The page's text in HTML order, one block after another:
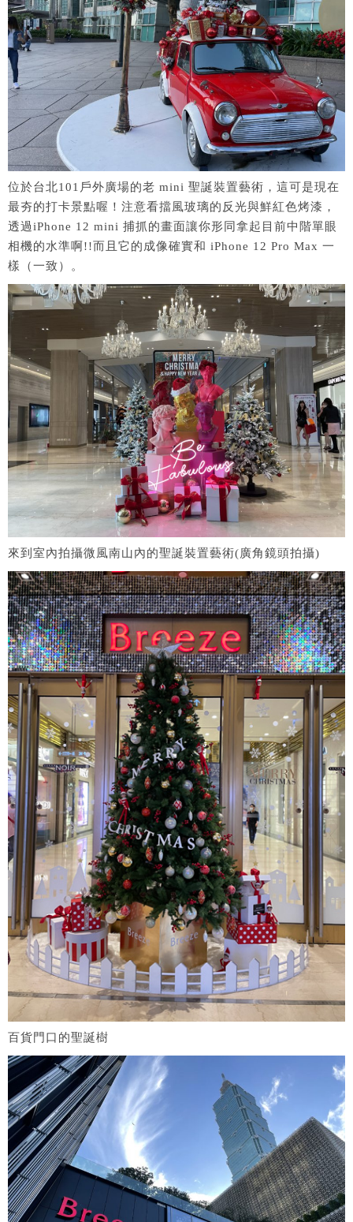
位於台北101戶外廣場的老 mini 聖誕裝置藝術，這可是現在
最夯的打卡景點喔！注意看擋風玻璃的反光與鮮紅色烤漆，
透過iPhone 12 mini 捕抓的畫面讓你形同拿起目前中階單眼
相機的水準啊!!而且它的成像確實和 iPhone 12 Pro Max 一
樣（一致）。
來到室內拍攝微風南山內的聖誕裝置藝術(廣角鏡頭拍攝)
百貨門口的聖誕樹